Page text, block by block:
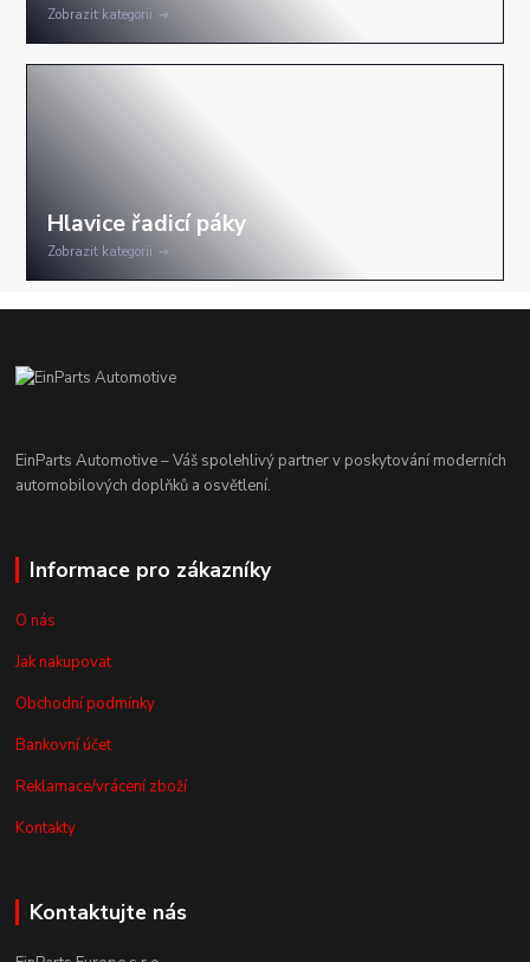
Zobrazit kategorii
Zobrazit kategorii
EinParts Automotive – Váš spolehlivý partner v poskytování moderních
automobilových doplňků a osvětlení.
Informace pro zákazníky
O nás
Jak nakupovat
Obchodní podmínky
Bankovní účet
Reklamace/vrácení zboží
Kontakty
Kontaktujte nás